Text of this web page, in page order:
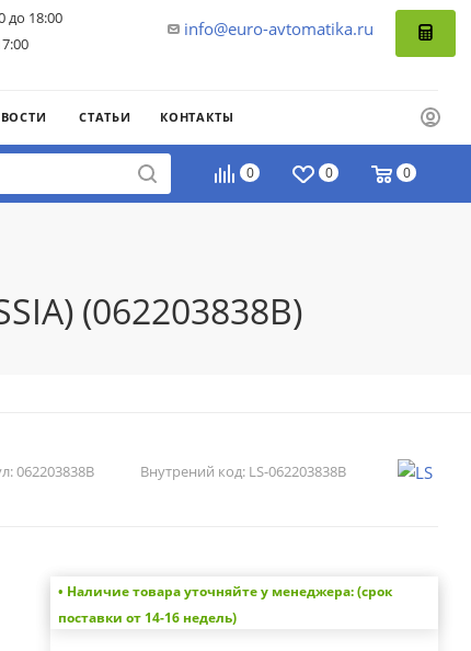
info@euro-avtomatika.ru
до 18:00
СТАТЬИ КОНТАКТЫ
0 0 0
(062203838B)
062203838B Внутрений код: LS-062203838B
• Наличие товара уточняйте у менеджера: (срок
поставки от 14-16 недель)